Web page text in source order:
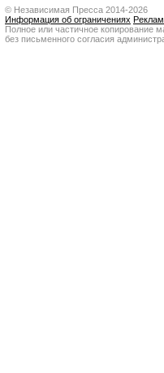
© Независимая Пресса 2014-2026
Информация об ограничениях
Полное или частичное копирование
без письменного согласия